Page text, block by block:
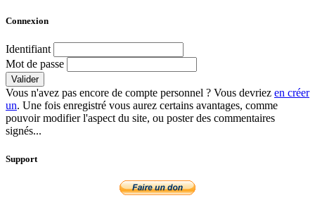
Connexion
Identifiant
Mot de passe
Valider
Vous n'avez pas encore de compte personnel ? Vous devriez en créer
un. Une fois enregistré vous aurez certains avantages, comme
pouvoir modifier l'aspect du site, ou poster des commentaires
signés...
Support